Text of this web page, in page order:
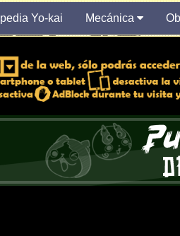
Yo-kai Mecánica